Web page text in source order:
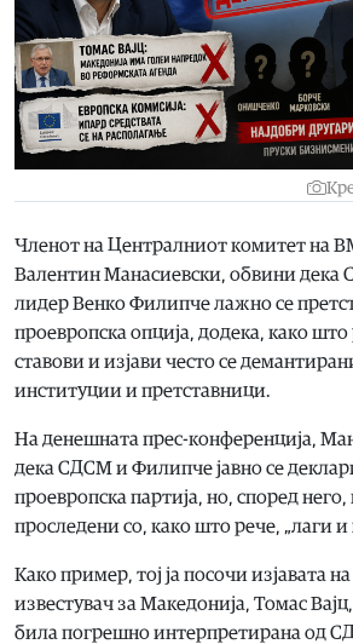
Членот на Централниот комитет
Валентин Манасиевски, обвини дека
лидер Венко Филипче лажно се
проевропска опција, додека, како
ставови и изјави често се
институции и претставници.
На денешната прес-конференција,
дека СДСМ и Филипче јавно се
проевропска партија, но, според
проследени со, како што рече, „лаги
Како пример, тој ја посочи изјавата
известувач за Македонија, Томас Вајц,
била погрешно интерпретирана од